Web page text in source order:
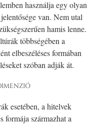
használja egy olyan
van. Nem utal
hamis lenne.
többségében a
elbeszéléses formában
szóban adják át.
esetében, a hitelvek
formája származhat a